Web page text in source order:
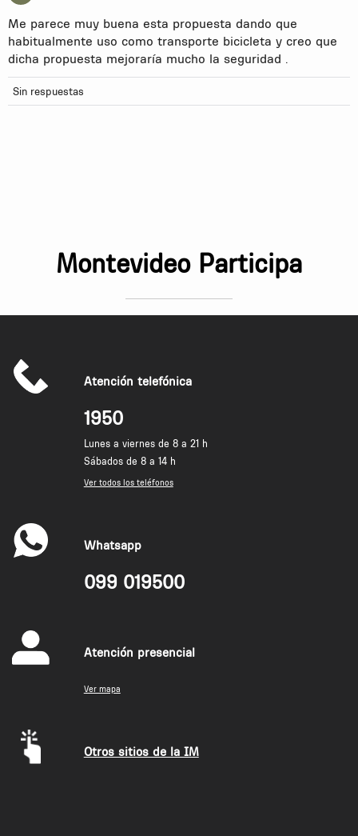
Me parece muy buena esta propuesta dando que
habitualmente uso como transporte bicicleta y creo que
dicha propuesta mejoraría mucho la seguridad .
Sin respuestas
Montevideo Participa
Atención telefónica
1950
Lunes a viernes de 8 a 21 h
Sábados de 8 a 14 h
Ver todos los teléfonos
Whatsapp
099 019500
Atención presencial
Ver mapa
Otros sitios de la IM